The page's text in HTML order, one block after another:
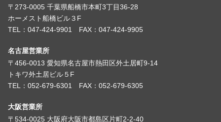
〒273-0005 千葉県船橋市本町3丁目36-28
ホーメスト船橋ビル３F
TEL：047-424-9901 FAX：047-424-9905
名古屋営業所
〒456-0013 愛知県名古屋市熱田区外土居町9-14
トキワ外土居ビル５F
TEL：052-679-6301 FAX：052-679-6305
大阪営業所
〒534-0025 大阪府大阪市都島区片町2-2-40